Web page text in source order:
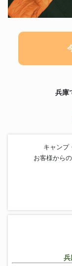
兵庫
キャンプ
お客様から